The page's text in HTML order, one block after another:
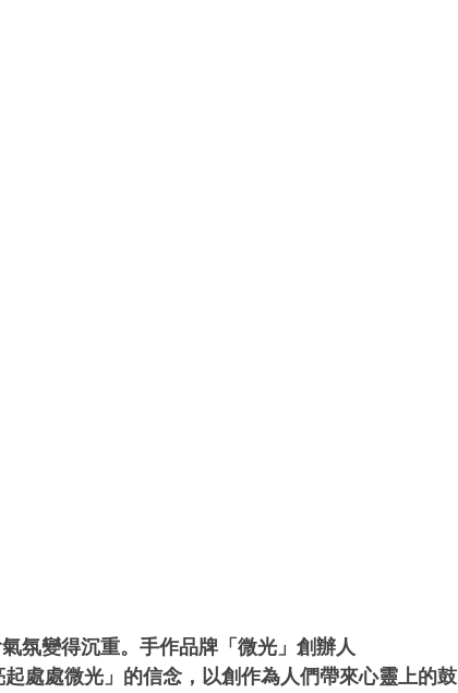
氛變得沉重。手作品牌「微光」創辦人
處處微光」的信念，以創作為人們帶來心靈上的鼓